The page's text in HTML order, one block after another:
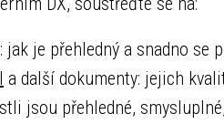
je přehledný a snadno se
a další dokumenty: jejich
jsou přehledné,